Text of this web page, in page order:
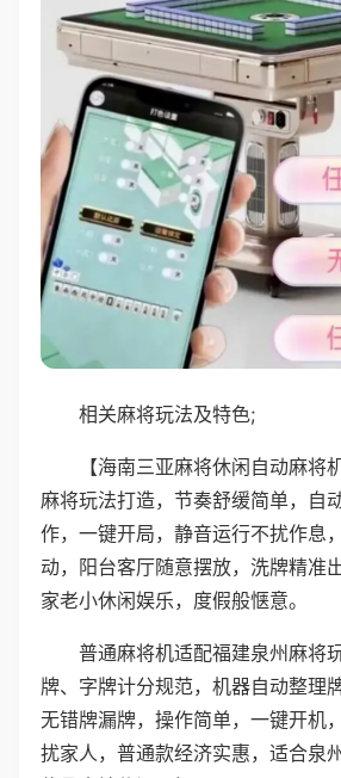
相关麻将玩法及特色;
【海南三亚麻将休闲自动麻将
麻将玩法打造，节奏舒缓简单，自
作，一键开局，静音运行不扰作息
动，阳台客厅随意摆放，洗牌精准
家老小休闲娱乐，度假般惬意。
普通麻将机适配福建泉州麻将
牌、字牌计分规范，机器自动整理
无错牌漏牌，操作简单，一键开机
扰家人，普通款经济实惠，适合泉